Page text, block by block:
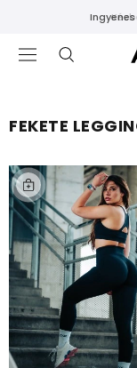
KIEMELT
Új
megjelenések
Legnépszerűbbek
Fekete
leggings
VÁSÁRLÁS
KATEGÓRIA
SZERINT
FEKETE